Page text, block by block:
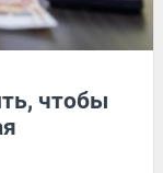
чтобы